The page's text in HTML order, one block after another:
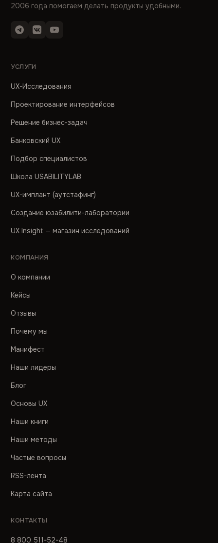
2006 года помогаем делать продукты удобными.
УСЛУГИ
UX-Исследования
Проектирование интерфейсов
Решение бизнес-задач
Банковский UX
Подбор специалистов
Школа USABILITYLAB
UX-имплант (аутстафинг)
Создание юзабилити-лаборатории
UX Insight — магазин исследований
КОМПАНИЯ
О компании
Кейсы
Отзывы
Почему мы
Манифест
Наши лидеры
Блог
Основы UX
Наши книги
Наши методы
Частые вопросы
RSS-лента
Карта сайта
КОНТАКТЫ
8 800 511-52-48